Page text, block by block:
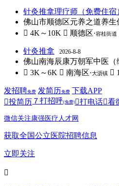
针灸推拿理疗师（免费住宿
佛山市顺德区元养之道养生
 4K～10K  顺德区·容桂街道
针灸推拿 2026-8-8
佛山南海辰康万朝军中医（
 3K～6K  南海区·大沥镇 
发招聘免费 发简历免费 下载APP
投简历 ７ 打招呼(免费) 打电话看
微信关注康强医疗人才网
获取全国公立医院招聘信息
立即关注
